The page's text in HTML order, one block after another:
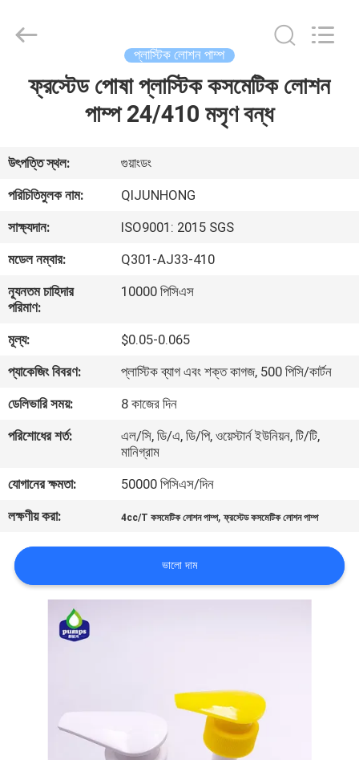
বাড়ি
ভিআর
শো
আমাদের
সম্পর্কে
কারখানা
পরিদর্শন
গুণমান
আমাদের
যোগাযোগ
PRODUCTS
MANUFACTORY
Reserved.
প্লাস্টিক লোশন পাম্প
ফ্রস্টেড পোষা প্লাস্টিক কসমেটিক লোশন
পাম্প 24/410 মসৃণ বন্ধ
উৎপত্তি স্থল:
গুয়াংডং
পরিচিতিমুলক নাম:
QIJUNHONG
সাক্ষ্যদান:
ISO9001: 2015 SGS
মডেল নম্বার:
Q301-AJ33-410
ন্যূনতম চাহিদার
পরিমাণ:
10000 পিসিএস
মূল্য:
$0.05-0.065
প্যাকেজিং বিবরণ:
প্লাস্টিক ব্যাগ এবং শক্ত কাগজ, 500 পিসি/কার্টন
ডেলিভারি সময়:
8 কাজের দিন
পরিশোধের শর্ত:
এল/সি, ডি/এ, ডি/পি, ওয়েস্টার্ন ইউনিয়ন, টি/টি,
মানিগ্রাম
যোগানের ক্ষমতা:
50000 পিসিএস/দিন
লক্ষণীয় করা:
4cc/T কসমেটিক লোশন পাম্প,ফ্রস্টেড কসমেটিক লোশন পাম্প
ভালো দাম